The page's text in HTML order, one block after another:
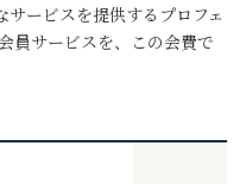
ービスを提供するプロフェ
員サービスを、この会費で